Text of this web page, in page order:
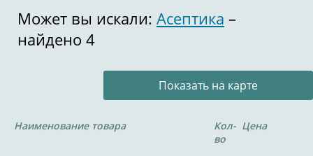
Может вы искали: Асептика –
найдено 4
Показать на карте
Наименование товара
Кол-
во
Цена